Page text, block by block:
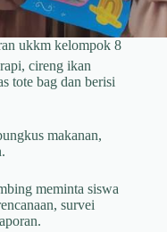
ukkm kelompok 8
cireng ikan
tote bag dan berisi
makanan,
meminta siswa
survei